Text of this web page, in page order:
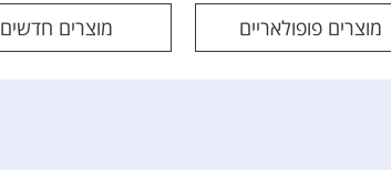
מוצרים פופולאריים מוצרים חדשים